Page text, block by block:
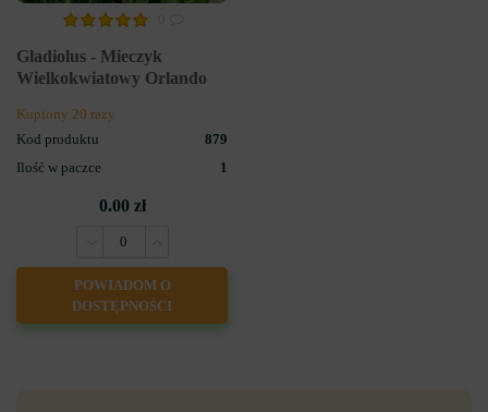
Gladiolus - Mieczyk
Wielkokwiatowy Orlando
Kupiony 20 razy
Kod produktu
879
Ilość w paczce
1
0.00 zł
POWIADOM O
DOSTĘPNOŚCI